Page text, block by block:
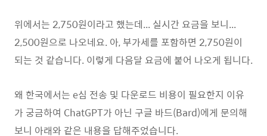
위에서는 2,750원이라고 했는데... 실시간 요금을 보니...
2,500원으로 나오네요. 아, 부가세를 포함하면 2,750원이
되는 것 같습니다. 이렇게 다음달 요금에 붙어 나오게 됩니다.
왜 한국에서는 e심 전송 및 다운로드 비용이 필요한지 이유
가 궁금하여 ChatGPT가 아닌 구글 바드(Bard)에게 문의해
보니 아래와 같은 내용을 답해주었습니다.